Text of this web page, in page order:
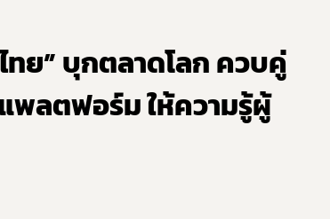
รรมการอาหารและยา
าน
3. การยื่นคำขอผ่านระบบอิเล็กทรอนิกส์ e-
4. e-Submission (SKYNET)
5. การเปิดใช้งานใบรับรองอิเล็กทรอนิกส์ (e-
3. ศูนย์วิทยบริการ
ย” บุกตลาดโลก ควบคู่
พลตฟอร์ม ให้ความรู้ผู้